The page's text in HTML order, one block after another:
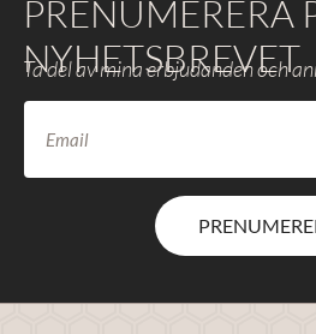
PRENUMERERA
NYHETSBREVET
Ta del av mina erbjudanden och